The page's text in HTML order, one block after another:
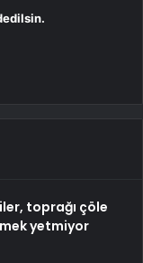
toprağı çöle
yetmiyor